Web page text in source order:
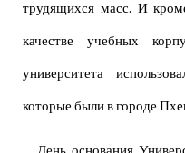
трудящихся масс. И
качестве учебных
университета
которые были в городе